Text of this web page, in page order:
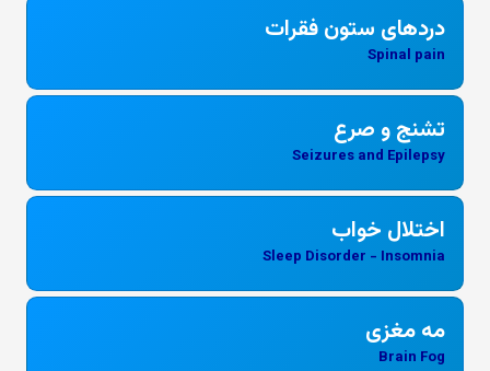
دردهای ستون فقرات
Spinal pain
تشنج و صرع
Seizures and Epilepsy
اختلال خواب
Sleep Disorder - Insomnia
مه مغزی
Brain Fog